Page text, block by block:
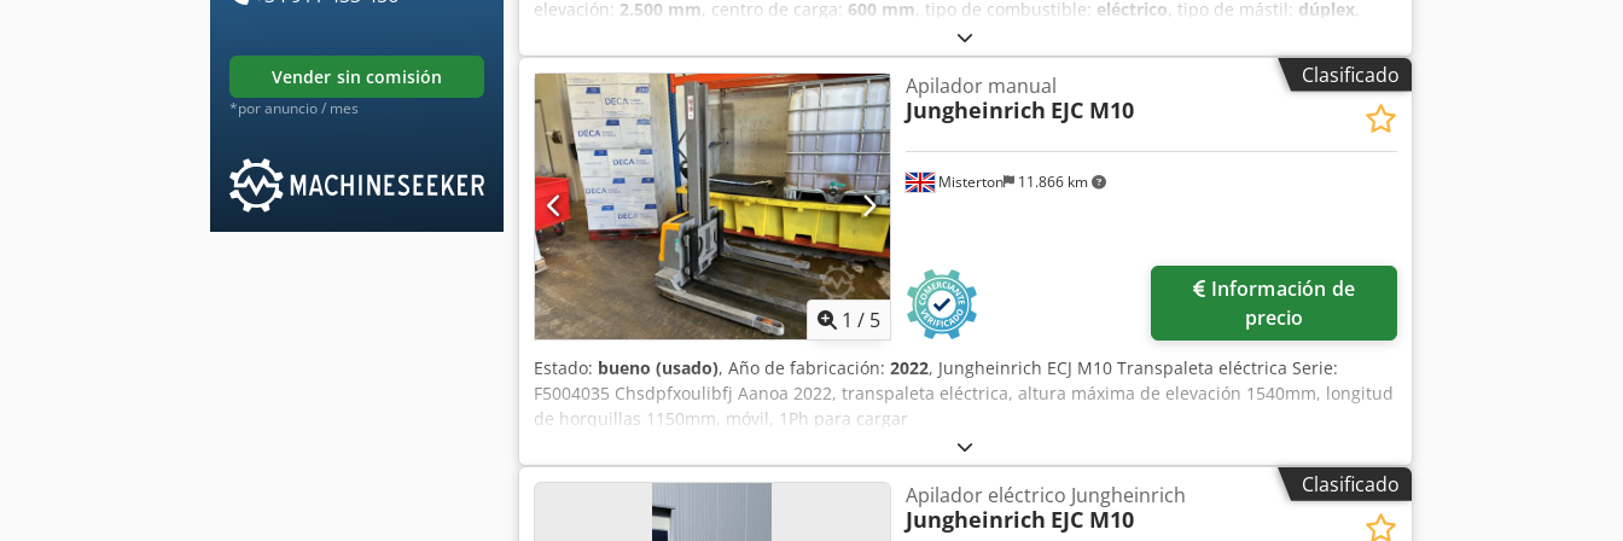
vender sin comisión
*por anuncio / mes
elevación: 2.500 mm, centro de carga: 600 mm, tipo de combustible: eléctrico, tipo de mástil: dúplex,
, capacidad de la batería:
la horquilla:1.150 mm, Tipo de neumático delantero:ruedas de poliuretano (no dejan marcas), tipo de
neumático trasero:ruedas de poliuretano (no dejan marcas), peso en vacío:
, Jungheinrich EJC 110,
apilador de gran altura, año de fabricación 2018, con mástil de doble elevación. Cjdpfx Ajzl Dtpsansha
Datos: Jungheinrich EJC 110 Año de fabricación: 2018 Horas de funcionamiento registradas: 3056 Tipo de
mástil: Doble elevación Altura de elevación (mm): 2500 Elevación libre (mm): 0 Altura total (mm): 1700
Elevación inicial: No Capacidad de carga (kg): 1000 Longitud de las horquillas (mm): 1150 Peso propio (kg):
696 Neumáticos delanteros: Poliuretano Neumáticos traseros: Poliuretano Año de fabricación de la
batería: 2018 Capacidad de la batería (Ah): 110 Voltaje de la batería (V): 24 Accesorios: Cargador integrado.
Observación: Batería de iones de litio.
Clasificado
1 / 5
Misterton 11.866 km
Apilador manual
Jungheinrich EJC M10
precio
Estado: bueno (usado), Año de fabricación: 2022, Jungheinrich ECJ M10 Transpaleta eléctrica Serie:
F5004035 Chsdpfxoulibfj Aanoa 2022, transpaleta eléctrica, altura máxima de elevación 1540mm, longitud
de horquillas 1150mm, móvil, 1Ph para cargar
Clasificado
Apilador eléctrico Jungheinrich
Jungheinrich EJC M10